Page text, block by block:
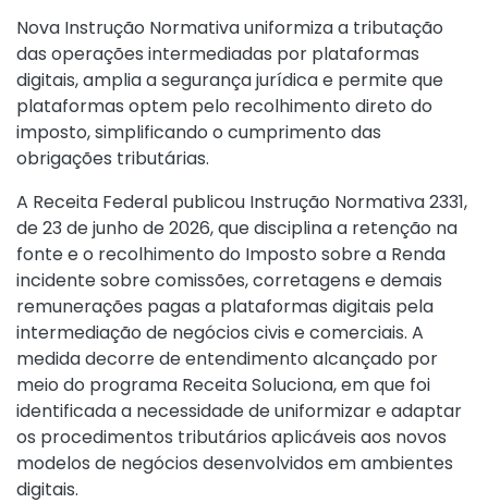
Nova Instrução Normativa uniformiza a tributação
das operações intermediadas por plataformas
digitais, amplia a segurança jurídica e permite que
plataformas optem pelo recolhimento direto do
imposto, simplificando o cumprimento das
obrigações tributárias.
A Receita Federal publicou Instrução Normativa 2331,
de 23 de junho de 2026, que disciplina a retenção na
fonte e o recolhimento do Imposto sobre a Renda
incidente sobre comissões, corretagens e demais
remunerações pagas a plataformas digitais pela
intermediação de negócios civis e comerciais. A
medida decorre de entendimento alcançado por
meio do programa Receita Soluciona, em que foi
identificada a necessidade de uniformizar e adaptar
os procedimentos tributários aplicáveis aos novos
modelos de negócios desenvolvidos em ambientes
digitais.